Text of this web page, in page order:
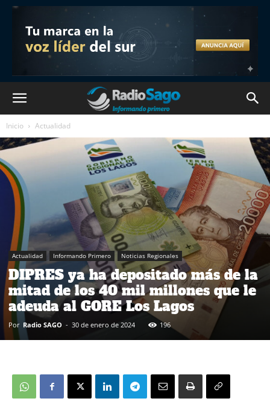
Inicio Actualidad
Actualidad Informando Primero Noticias Regionales
DIPRES ya ha depositado más de la
mitad de los 40 mil millones que le
adeuda al GORE Los Lagos
Por Radio SAGO - 30 de enero de 2024 196